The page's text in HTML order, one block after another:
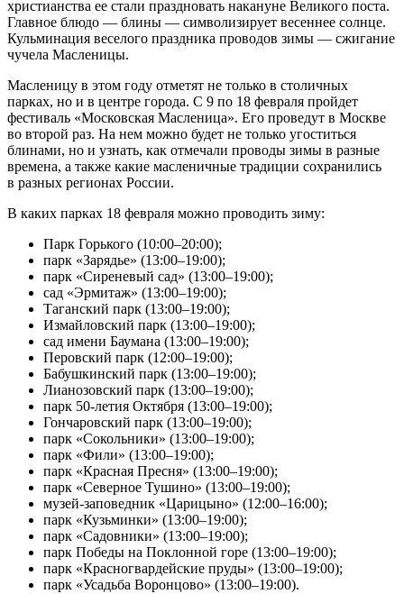
христианства ее стали праздновать накануне Великого поста.
Главное блюдо — блины — символизирует весеннее солнце.
Кульминация веселого праздника проводов зимы — сжигание
чучела Масленицы.
Масленицу в этом году отметят не только в столичных
парках, но и в центре города. С 9 по 18 февраля пройдет
фестиваль «Московская Масленица». Его проведут в Москве
во второй раз. На нем можно будет не только угоститься
блинами, но и узнать, как отмечали проводы зимы в разные
времена, а также какие масленичные традиции сохранились
в разных регионах России.
В каких парках 18 февраля можно проводить зиму:
Парк Горького (10:00–20:00);
парк «Зарядье» (13:00–19:00);
парк «Сиреневый сад» (13:00–19:00);
сад «Эрмитаж» (13:00–19:00);
Таганский парк (13:00–19:00);
Измайловский парк (13:00–19:00);
сад имени Баумана (13:00–19:00);
Перовский парк (12:00–19:00);
Бабушкинский парк (13:00–19:00);
Лианозовский парк (13:00–19:00);
парк 50-летия Октября (13:00–19:00);
Гончаровский парк (13:00–19:00);
парк «Сокольники» (13:00–19:00);
парк «Фили» (13:00–19:00);
парк «Красная Пресня» (13:00–19:00);
парк «Северное Тушино» (13:00–19:00);
музей-заповедник «Царицыно» (12:00–16:00);
парк «Кузьминки» (13:00–19:00);
парк «Садовники» (13:00–19:00);
парк Победы на Поклонной горе (13:00–19:00);
парк «Красногвардейские пруды» (13:00–19:00);
парк «Усадьба Воронцово» (13:00–19:00).